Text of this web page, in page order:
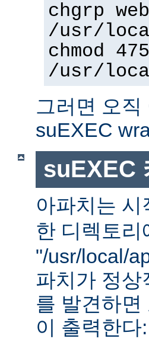
chgrp
/usr/
chmod
/usr/
그러면 오
suEXEC
suEXEC
아파치는 시
한 디렉토리
"/usr/local/
파치가 정
를 발견하
이 출력한다: